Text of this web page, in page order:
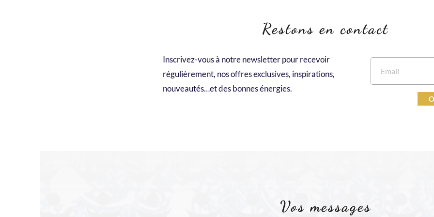
Restons en contact
Inscrivez-vous à notre newsletter pour recevoir
régulièrement, nos offres exclusives, inspirations,
nouveautés…et des bonnes énergies.
Vos messages